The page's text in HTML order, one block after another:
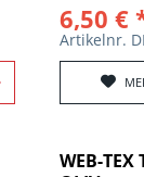
6,50 €
Artikelnr.
WEB-TEX